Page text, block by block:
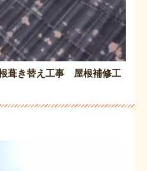
き替え工事 屋根補修工